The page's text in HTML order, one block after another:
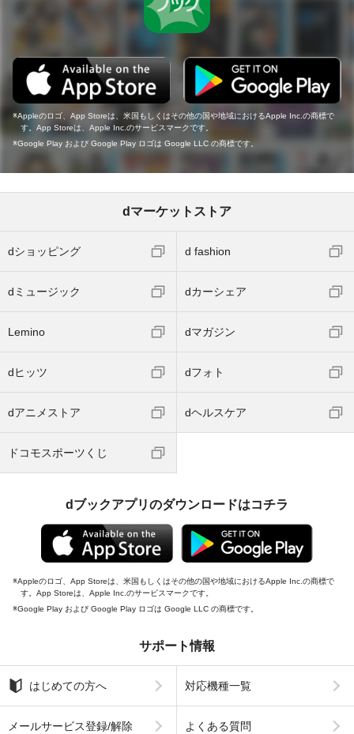
Appleのロゴ、App Storeは、米国もしくはその他の国や地域におけるApple Inc.の商標で
す。App Storeは、Apple Inc.のサービスマークです。
Google Play および Google Play ロゴは Google LLC の商標です。
dマーケットストア
dショッピング d fashion
dミュージック dカーシェア
Lemino dマガジン
dヒッツ dフォト
dアニメストア dヘルスケア
ドコモスポーツくじ
dブックアプリのダウンロードはコチラ
Appleのロゴ、App Storeは、米国もしくはその他の国や地域におけるApple Inc.の商標で
す。App Storeは、Apple Inc.のサービスマークです。
Google Play および Google Play ロゴは Google LLC の商標です。
サポート情報
はじめての方へ 対応機種一覧
メールサービス登録/解除 よくある質問